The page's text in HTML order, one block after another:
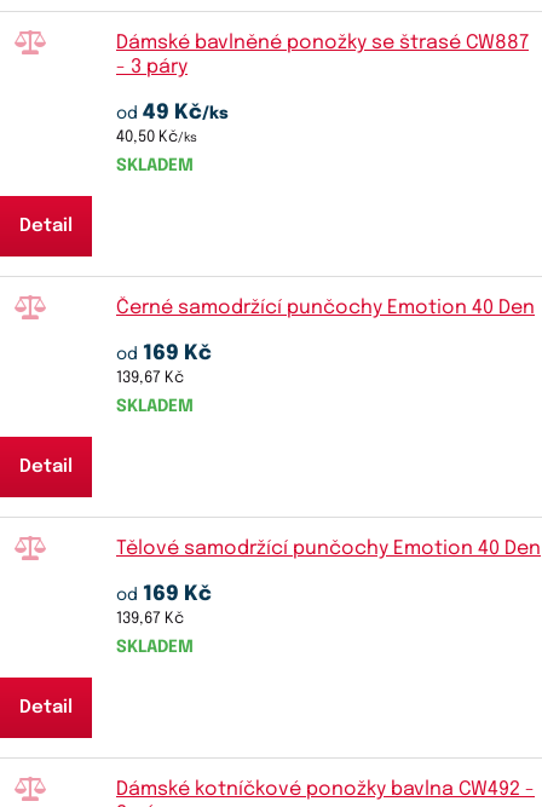
Dámské bavlněné ponožky se štrasé CW887
- 3 páry
od 49 Kč/ks
40,50 Kč/ks
SKLADEM
Detail
Černé samodržící punčochy Emotion 40 Den
od 169 Kč
139,67 Kč
SKLADEM
Detail
Tělové samodržící punčochy Emotion 40 Den
od 169 Kč
139,67 Kč
SKLADEM
Detail
Dámské kotníčkové ponožky bavlna CW492 -